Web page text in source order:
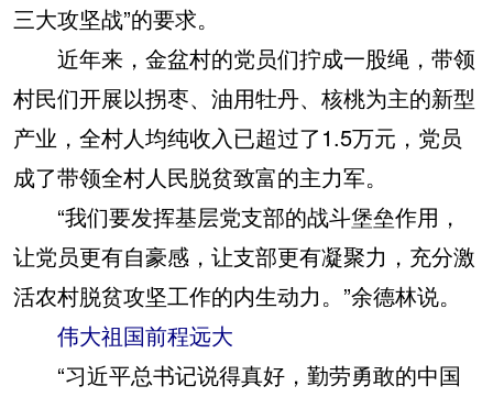
三大攻坚战”的要求。
近年来，金盆村的党员们拧成一股绳，带领
村民们开展以拐枣、油用牡丹、核桃为主的新型
产业，全村人均纯收入已超过了1.5万元，党员
成了带领全村人民脱贫致富的主力军。
“我们要发挥基层党支部的战斗堡垒作用，
让党员更有自豪感，让支部更有凝聚力，充分激
活农村脱贫攻坚工作的内生动力。”余德林说。
伟大祖国前程远大
“习近平总书记说得真好，勤劳勇敢的中国